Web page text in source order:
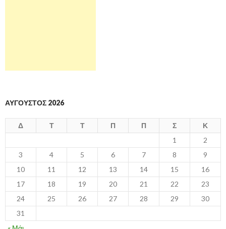
ΑΎΓΟΥΣΤΟΣ 2026
Δ Τ Τ Π Π Σ
Κ
1
2
3
4 5 6 7 8
9
10
11 12 13 14 15
16
17
18 19 20 21 22
23
24
25 26 27 28 29
30
31